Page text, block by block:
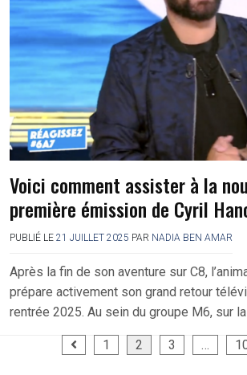
Voici comment assister à la
première émission de Cyril
PUBLIÉ LE 21 JUILLET 2025 PAR NADIA BEN AMAR
Après la fin de son aventure sur C8,
prépare activement son grand retour
rentrée 2025. Au sein du groupe M6, sur
Pagination
1 2 3 …